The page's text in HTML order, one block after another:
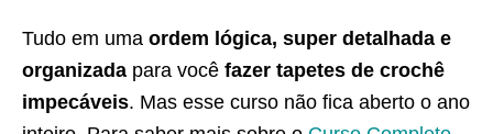
Tudo em uma ordem lógica, super detalhada e
organizada para você fazer tapetes de crochê
impecáveis. Mas esse curso não fica aberto o ano